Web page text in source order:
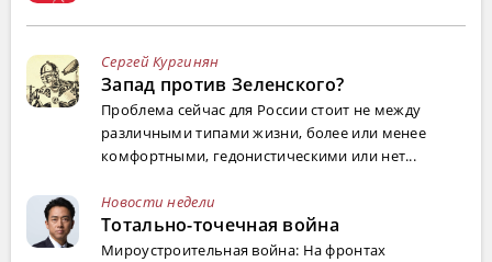
Сергей Кургинян
Запад против Зеленского?
Проблема сейчас для России стоит не между
различными типами жизни, более или менее
комфортными, гедонистическими или нет...
Новости недели
Тотально-точечная война
Мироустроительная война: На фронтах